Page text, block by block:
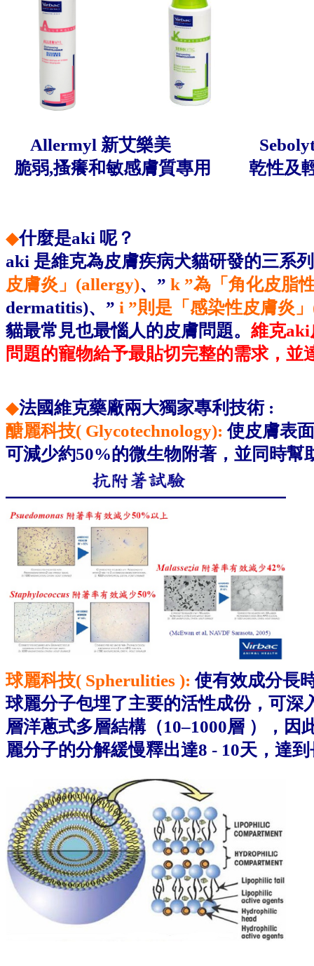
Allermyl 新艾樂美
脆弱,搔癢和敏感膚質專用
乾性及
◆什麼是aki 呢？
aki 是維克為皮膚疾病犬貓研發的三系
皮膚炎」(allergy)、” k ”為「角化皮脂
dermatitis)、” i ”則是「感染性皮膚炎
貓最常見也最惱人的皮膚問題。 維克aki
問題的寵物給予最貼切完整的需求，並
◆法國維克藥廠兩大獨家專利技術 :
醣麗科技( Glycotechnology): 使皮膚表
可減少約50%的微生物附著，並同時幫
球麗科技( Spherulities ):使有效成分長
球麗分子包埋了主要的活性成份，可深
層洋蔥式多層結構（10–1000層 ），因
麗分子的分解緩慢釋出達8 - 10天，達